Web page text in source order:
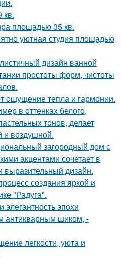
кв.
площадью 35 кв.
уютная студия площадью
дизайн ванной
простоты форм, чистоты
ощущение тепла и гармонии.
в оттенках белого,
тонов, делает
и воздушной.
загородный дом с
акцентами сочетает в
выразительный дизайн.
создания яркой и
"Радуга".
элегантность эпохи
антикварным шиком, -
легкости, уюта и